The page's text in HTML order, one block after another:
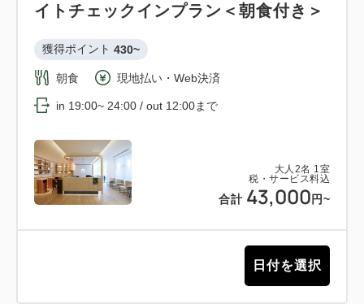
大人 2名 1 室
税・サービス料込
合計 43,000 円~
イトチェックインプラン＜朝食付き＞
獲得ポイント 430~
朝食 現地払い・Web決済
in 19:00~ 24:00 / out 12:00まで
日付を選択